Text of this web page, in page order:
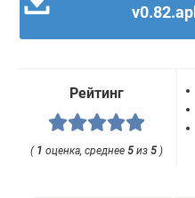
Рейтинг
( 1 оценка, среднее5 из5 )